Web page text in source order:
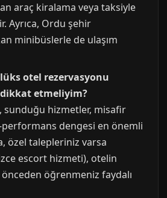
araç kiralama veya taksiyle
Ayrıca, Ordu şehir
minibüslerle de ulaşım
lüks otel rezervasyonu
etmeliyim?
sunduğu hizmetler, misafir
dengesi en önemli
özel talepleriniz varsa
escort hizmeti), otelin
öğrenmeniz faydalı